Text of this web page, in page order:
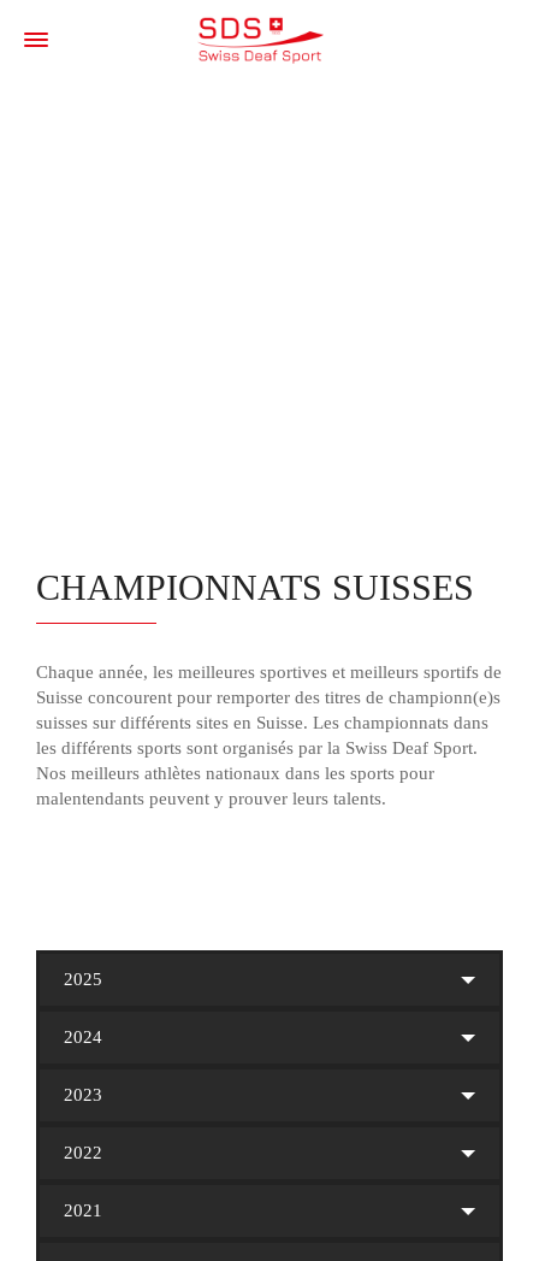
CHAMPIONNATS SUISSES
Chaque année, les meilleures sportives et meilleurs sportifs de
Suisse concourent pour remporter des titres de championn(e)s
suisses sur différents sites en Suisse. Les championnats dans
les différents sports sont organisés par la Swiss Deaf Sport.
Nos meilleurs athlètes nationaux dans les sports pour
malentendants peuvent y prouver leurs talents.
2025
2024
2023
2022
2021